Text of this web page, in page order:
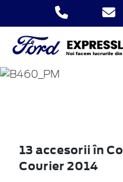
13 accesorii în
Courier 2014